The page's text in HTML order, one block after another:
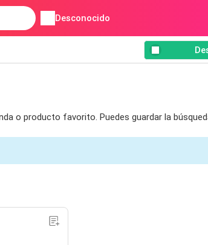
Desconocido
o producto favorito. Puedes guardar la